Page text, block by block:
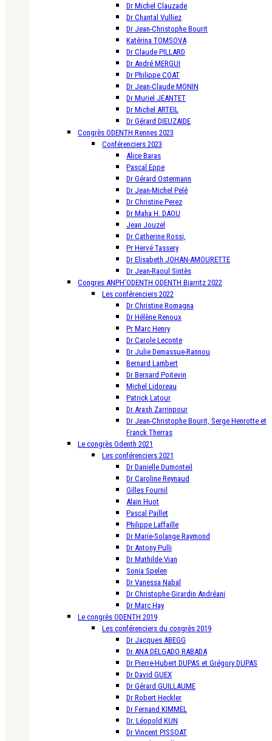
Dr Michel Clauzade
Dr Chantal Vulliez
Dr Jean-Christophe Bourit
Katérina TOMSOVA
Dr Claude PILLARD
Dr André MERGUI
Dr Philippe COAT
Dr Jean-Claude MONIN
Dr Muriel JEANTET
Dr Michel ARTEIL
Dr Gérard DIEUZAIDE
Congrès ODENTH Rennes 2023
Conférenciers 2023
Alice Baras
Pascal Eppe
Dr Gérard Ostermann
Dr Jean-Michel Pelé
Dr Christine Perez
Dr Maha H. DAOU
Jean Jouzel
Dr Catherine Rossi,
Pr Hervé Tassery
Dr Elisabeth JOHAN-AMOURETTE
Dr Jean-Raoul Sintès
Congres ANPH’ODENTH ODENTH Biarritz 2022
Les conférenciers 2022
Dr Christine Romagna
Dr Hélène Renoux
Pr Marc Henry
Dr Carole Leconte
Dr Julie Demassue-Rannou
Bernard Lambert
Dr Bernard Poitevin
Michel Lidoreau
Patrick Latour
Dr Arash Zarrinpour
Dr Jean-Christophe Bourit, Serge Henrotte et
Franck Therras
Le congrès Odenth 2021
Les conférenciers 2021
Dr Danielle Dumonteil
Dr Caroline Reynaud
Gilles Fournil
Alain Huot
Pascal Paillet
Philippe Laffaille
Dr Marie-Solange Raymond
Dr Antony Pulli
Dr Mathilde Vian
Sonia Spelen
Dr Vanessa Nabal
Dr Christophe Girardin Andréani
Dr Marc Hay
Le congrès ODENTH 2019
Les conférenciers du congrès 2019
Dr Jacques ABEGG
Dr ANA DELGADO RABADA
Dr Pierre-Hubert DUPAS et Grégory DUPAS
Dr David GUEX
Dr Gérard GUILLAUME
Dr Robert Heckler
Dr Fernand KIMMEL
Dr. Léopold KUN
Dr Vincent PISSOAT